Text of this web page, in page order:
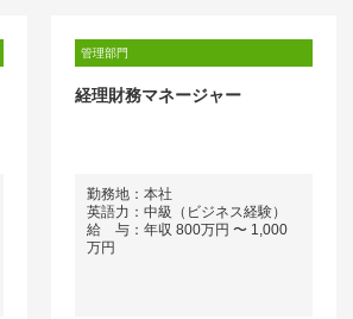
管理部門
経理財務マネージャー
勤務地：本社
英語力：中級（ビジネス経験）
給 与：年収 800万円 〜 1,000
万円